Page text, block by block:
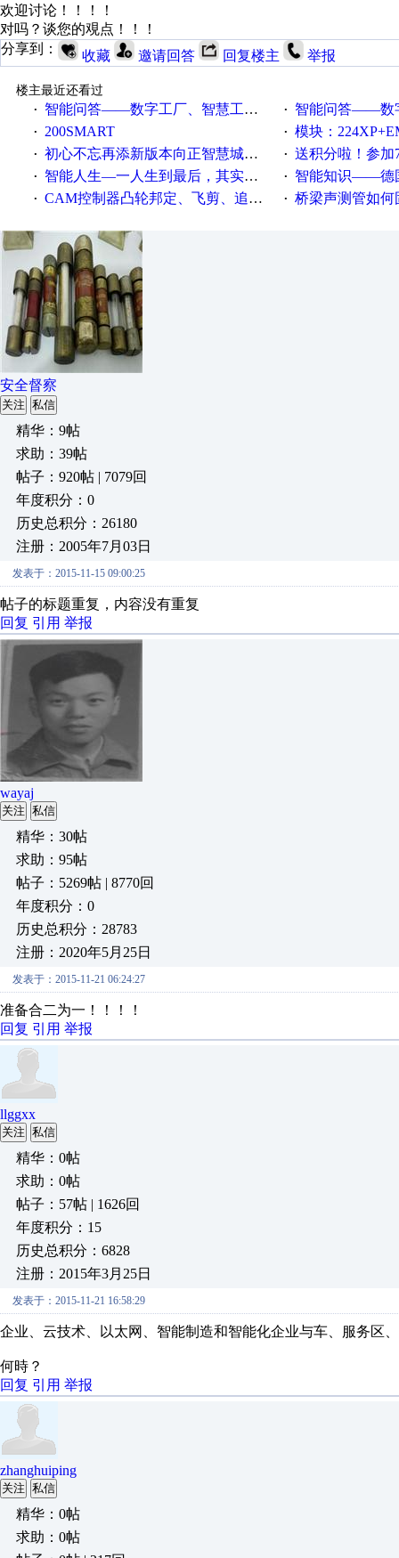
欢迎讨论！！！！
对吗？谈您的覌点！！！
分享到：
收藏 邀请回答 回复楼主 举报
楼主最近还看过
·
智能问答——数字工厂、智慧工厂和智能制造三者的区别是什么？ · 智能问答——数字化工厂与
· 200SMART · 模块：
· 初心不忘再添新版本向正智慧城市云展厅3.0版亮相 · 送积分啦！参加7月6日
· 智能人生—一人生到最后，其实拼的都是人品 · 智能知识——德国工业崛起
· CAM控制器凸轮邦定、飞剪、追剪等C功能块 · 桥梁声测管如何固
安全督察
关注 私信
精华：9帖
求助：39帖
帖子：920帖 | 7079回
年度积分：0
历史总积分：26180
注册：2005年7月03日
发表于：2015-11-15 09:00:25
帖子的标题重复，内容没有重复
回复 引用 举报
wayaj
关注 私信
精华：30帖
求助：95帖
帖子：5269帖 | 8770回
年度积分：0
历史总积分：28783
注册：2020年5月25日
发表于：2015-11-21 06:24:27
准备合二为一！！！！
回复 引用 举报
llggxx
关注 私信
精华：0帖
求助：0帖
帖子：57帖 | 1626回
年度积分：15
历史总积分：6828
注册：2015年3月25日
发表于：2015-11-21 16:58:29
企业、云技术、以太网、智能制造和智能化企业与车、服务区
何時？
回复 引用 举报
zhanghuiping
关注 私信
精华：0帖
求助：0帖